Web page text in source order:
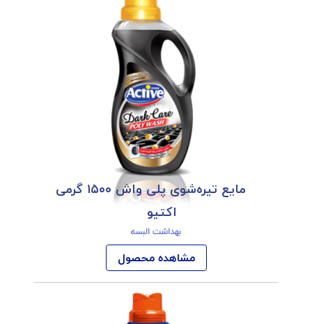
مایع تیره‌شوی پلی واش ۱۵۰۰ گرمی
اکتیو
بهداشت البسه
مشاهده محصول